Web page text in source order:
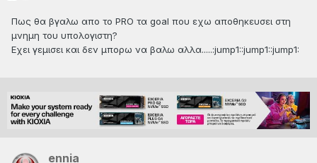
Πως θα βγαλω απο το PRO τα goal που εχω αποθηκευσει στη
μνημη του υπολογιστη?
Εχει γεμισει και δεν μπορω να βαλω αλλα.....:jump1::jump1::jump1:
ennia